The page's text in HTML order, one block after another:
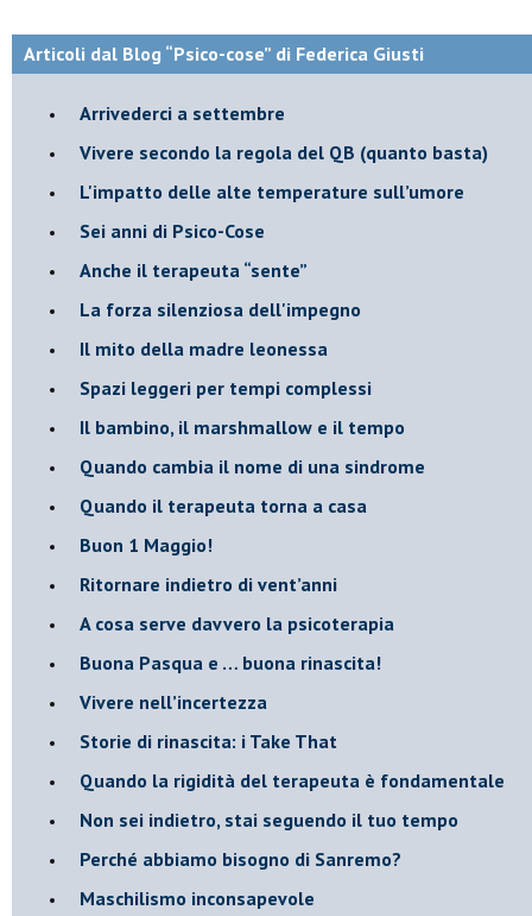
Articoli dal Blog “Psico-cose” di Federica Giusti
​Arrivederci a settembre
​Vivere secondo la regola del QB (quanto basta)
​L'impatto delle alte temperature sull’umore
Sei anni di Psico-Cose
​Anche il terapeuta “sente”
​La forza silenziosa dell'impegno
​Il mito della madre leonessa
Spazi leggeri per tempi complessi
Il bambino, il marshmallow e il tempo
​Quando cambia il nome di una sindrome
​Quando il terapeuta torna a casa
​Buon 1 Maggio!
Ritornare indietro di vent’anni
​A cosa serve davvero la psicoterapia
​Buona Pasqua e … buona rinascita!
​Vivere nell’incertezza
​Storie di rinascita: i Take That
​Quando la rigidità del terapeuta è fondamentale
​Non sei indietro, stai seguendo il tuo tempo
​Perché abbiamo bisogno di Sanremo?
​Maschilismo inconsapevole